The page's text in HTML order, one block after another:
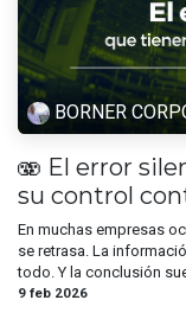
BORNER
🫨 El error
su control
En muchas empresas
se retrasa. La
todo. Y la conclusión
9 feb 2026